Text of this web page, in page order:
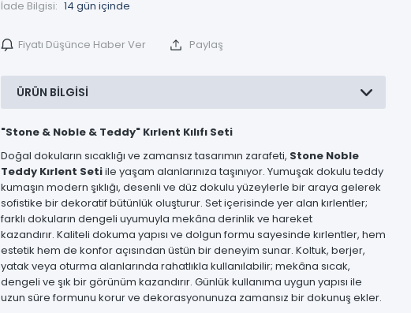
İade Bilgisi:
Fiyatı Düşünce Haber Ver Paylaş
ÜRÜN BILGISI
"Stone & Noble & Teddy" Kırlent Kılıfı Seti
Doğal dokuların sıcaklığı ve zamansız tasarımın zarafeti, Stone Noble
Teddy Kırlent Setiile yaşam alanlarınıza taşınıyor. Yumuşak dokulu teddy
kumaşın modern şıklığı, desenli ve düz dokulu yüzeylerle bir araya gelerek
sofistike bir dekoratif bütünlük oluşturur. Set içerisinde yer alan kırlentler;
farklı dokuların dengeli uyumuyla mekâna derinlik ve hareket
kazandırır. Kaliteli dokuma yapısı ve dolgun formu sayesinde kırlentler, hem
estetik hem de konfor açısından üstün bir deneyim sunar. Koltuk, berjer,
yatak veya oturma alanlarında rahatlıkla kullanılabilir; mekâna sıcak,
dengeli ve şık bir görünüm kazandırır. Günlük kullanıma uygun yapısı ile
uzun süre formunu korur ve dekorasyonunuza zamansız bir dokunuş ekler.